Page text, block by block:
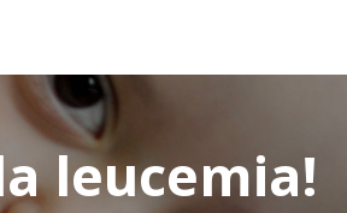
leucemia!